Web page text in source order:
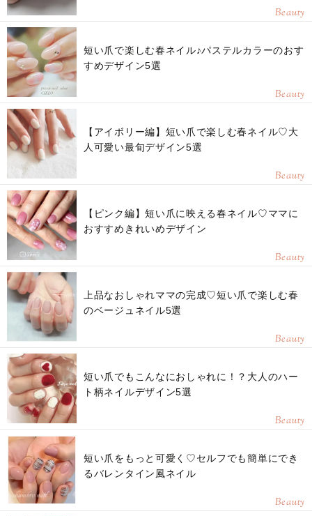
Beauty
短い爪で楽しむ春ネイル♪パステルカラーのおす
すめデザイン5選
Beauty
【アイボリー編】短い爪で楽しむ春ネイル♡大
人可愛い最旬デザイン5選
Beauty
【ピンク編】短い爪に映える春ネイル♡ママに
おすすめきれいめデザイン
Beauty
上品なおしゃれママの完成♡短い爪で楽しむ春
のベージュネイル5選
Beauty
短い爪でもこんなにおしゃれに！？大人のハー
ト柄ネイルデザイン5選
Beauty
短い爪をもっと可愛く♡セルフでも簡単にでき
るバレンタイン風ネイル
Beauty